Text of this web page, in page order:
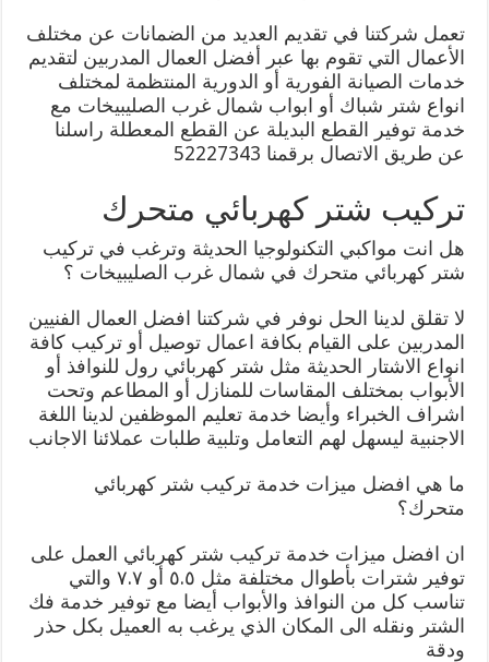
تعمل شركتنا في تقديم العديد من الضمانات عن مختلف
الأعمال التي تقوم بها عبر أفضل العمال المدربين لتقديم
خدمات الصيانة الفورية أو الدورية المنتظمة لمختلف
انواع شتر شباك أو ابواب شمال غرب الصليبيخات مع
خدمة توفير القطع البديلة عن القطع المعطلة راسلنا
عن طريق الاتصال برقمنا 52227343
تركيب شتر كهربائي متحرك
هل انت مواكبي التكنولوجيا الحديثة وترغب في تركيب
شتر كهربائي متحرك في شمال غرب الصليبيخات ؟
لا تقلق لدينا الحل نوفر في شركتنا افضل العمال الفنيين
المدربين على القيام بكافة اعمال توصيل أو تركيب كافة
انواع الاشتار الحديثة مثل شتر كهربائي رول للنوافذ أو
الأبواب بمختلف المقاسات للمنازل أو المطاعم وتحت
اشراف الخبراء وأيضا خدمة تعليم الموظفين لدينا اللغة
الاجنبية ليسهل لهم التعامل وتلبية طلبات عملائنا الاجانب
ما هي افضل ميزات خدمة تركيب شتر كهربائي
متحرك؟
ان افضل ميزات خدمة تركيب شتر كهربائي العمل على
توفير شترات بأطوال مختلفة مثل ٥.٥ أو ٧.٧ والتي
تناسب كل من النوافذ والأبواب أيضا مع توفير خدمة فك
الشتر ونقله الى المكان الذي يرغب به العميل بكل حذر
ودقة